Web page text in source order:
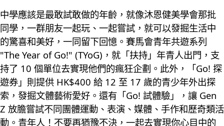
中學應該是最敢試敢做的年齡，就像沐恩健美學會那批
同學，一群朋友一起玩、一起嘗試，就可以發掘生活中
的驚喜和美好，一同留下回憶。賽馬會青年共遊系列
"The Year of Go!" (TYoG)，就「扶持」年青人出門，支
持了 10 個單位去實現他們的瘋狂企劃。此外，「Go! 探
遊券」則提供 HK$400 給 12 至 17 歲的青少年外出探
索，發掘文體藝術愛好。還有「Go! 試體驗」，讓 Gen
Z 放膽嘗試不同團體運動、表演、媒體、手作和歷奇類活
動。青年人！不要再猶豫不決，一起去實現你心目中的